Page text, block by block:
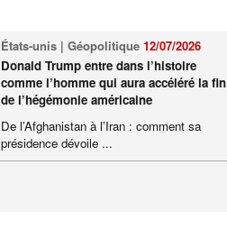
États-unis | Géopolitique12/07/2026
Donald Trump entre dans l’histoire
comme l’homme qui aura accéléré la fin
de l’hégémonie américaine
De l’Afghanistan à l’Iran : comment sa
présidence dévoile ...